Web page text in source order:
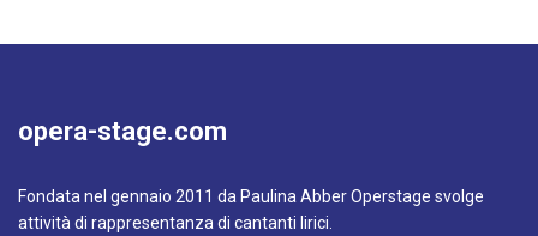
opera-stage.com
Fondata nel gennaio 2011 da Paulina Abber Operstage svolge
attività di rappresentanza di cantanti lirici.